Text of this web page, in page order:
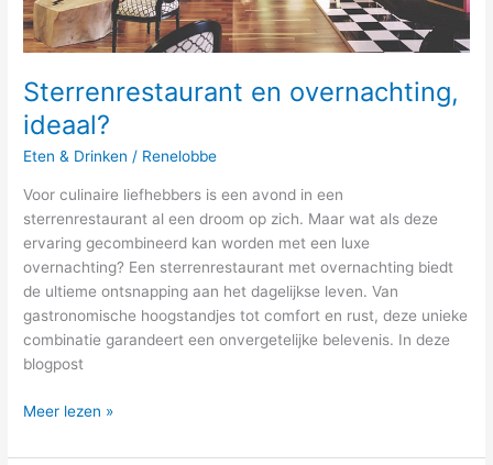
Sterrenrestaurant en overnachting,
ideaal?
Eten & Drinken / Renelobbe
Voor culinaire liefhebbers is een avond in een
sterrenrestaurant al een droom op zich. Maar wat als deze
ervaring gecombineerd kan worden met een luxe
overnachting? Een sterrenrestaurant met overnachting biedt
de ultieme ontsnapping aan het dagelijkse leven. Van
gastronomische hoogstandjes tot comfort en rust, deze unieke
combinatie garandeert een onvergetelijke belevenis. In deze
blogpost
Meer lezen »